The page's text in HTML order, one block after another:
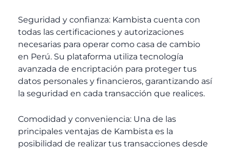
Seguridad y confianza: Kambista cuenta con
todas las certificaciones y autorizaciones
necesarias para operar como casa de cambio
en Perú. Su plataforma utiliza tecnología
avanzada de encriptación para proteger tus
datos personales y financieros, garantizando así
la seguridad en cada transacción que realices.
Comodidad y conveniencia: Una de las
principales ventajas de Kambista es la
posibilidad de realizar tus transacciones desde